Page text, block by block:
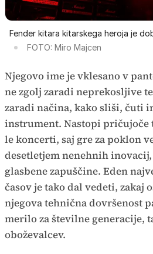
Fender kitara kitarskega heroja je
FOTO: Miro Majcen
Njegovo ime je vklesano v
ne zgolj zaradi neprekosljive
zaradi načina, kako sliši, čuti
instrument. Nastopi pričujoče
le koncerti, saj gre za poklon
desetletjem nenehnih
glasbene zapuščine. Eden
časov je tako dal vedeti, zakaj
njegova tehnična dovršenost
merilo za številne generacije,
oboževalcev.